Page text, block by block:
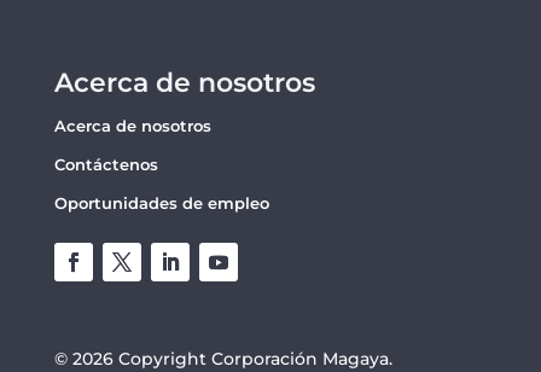
Acerca de nosotros
Acerca de nosotros
Contáctenos
Oportunidades de empleo
© 2026 Copyright Corporación Magaya.